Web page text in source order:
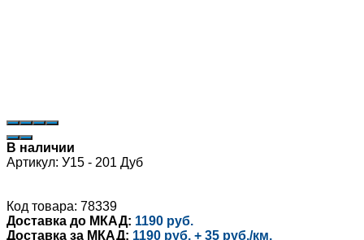
В наличии
Артикул: У15 - 201 Дуб
Код товара: 78339
Доставка до МКАД: 1190 руб.
Доставка за МКАД: 1190 руб. + 35 руб./км.